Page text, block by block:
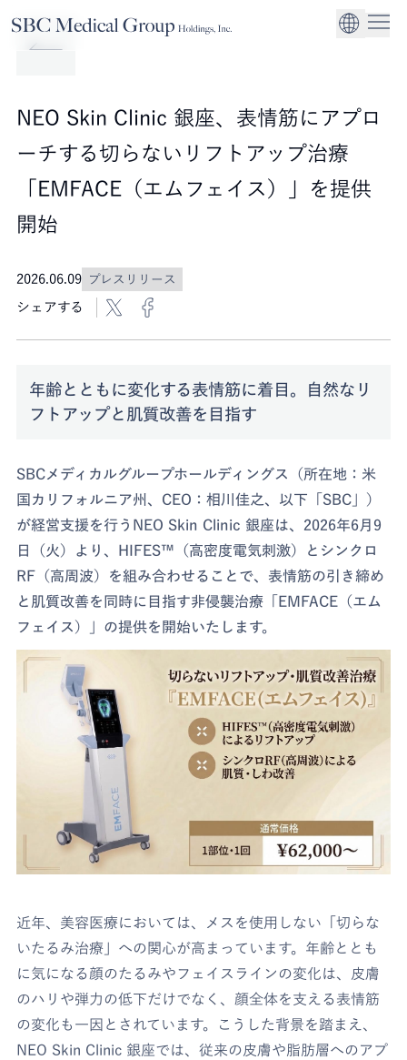
Company
Service
法人事業
Sustainability
ガバナンス
NEO Skin Clinic 銀座、表情筋にアプロ
ーチする切らないリフトアップ治療
「EMFACE（エムフェイス）」を提供
開始
2026.06.09 プレスリリース
シェアする
年齢とともに変化する表情筋に着目。自然なリ
フトアップと肌質改善を目指す
SBCメディカルグループホールディングス（所在地：米
国カリフォルニア州、CEO：相川佳之、以下「SBC」）
が経営支援を行うNEO Skin Clinic 銀座は、2026年6月9
日（火）より、HIFES™（高密度電気刺激）とシンクロ
RF（高周波）を組み合わせることで、表情筋の引き締め
と肌質改善を同時に目指す非侵襲治療「EMFACE（エム
フェイス）」の提供を開始いたします。
近年、美容医療においては、メスを使用しない「切らな
いたるみ治療」への関心が高まっています。年齢ととも
に気になる顔のたるみやフェイスラインの変化は、皮膚
のハリや弾力の低下だけでなく、顔全体を支える表情筋
の変化も一因とされています。こうした背景を踏まえ、
NEO Skin Clinic 銀座では、従来の皮膚や脂肪層へのアプ